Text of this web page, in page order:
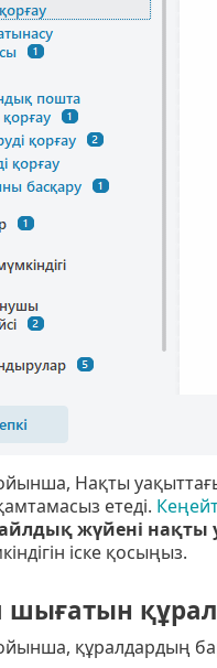
Нақты
етеді.
жүйені нақты
іске қосыңыз.
шығатын құрал
құралдардың